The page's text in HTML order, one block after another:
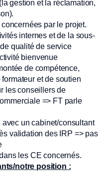
gestion et la réclamation,
par le projet.
internes et de la sous-
qualité de service
bienvenue
de compétence,
formateur et de soutien
les conseillers de
=> FT parle
un cabinet/consultant
validation des IRP => pas
les CE concernés.
notre position :